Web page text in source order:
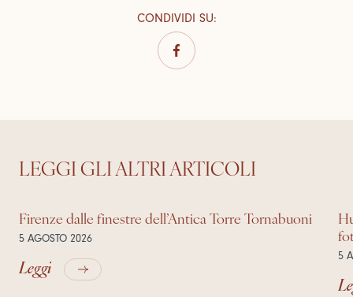
CONDIVIDI SU:
LEGGI GLI ALTRI ARTICOLI
Firenze dalle finestre dell’Antica Torre Tornabuoni
5 AGOSTO 2026
Leggi 5